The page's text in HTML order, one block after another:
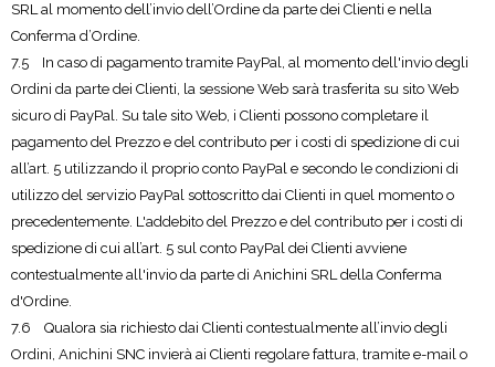
SRL al momento dell’invio dell’Ordine da parte dei Clienti e nella
Conferma d’Ordine.
7.5 In caso di pagamento tramite PayPal, al momento dell'invio degli
Ordini da parte dei Clienti, la sessione Web sarà trasferita su sito Web
sicuro di PayPal. Su tale sito Web, i Clienti possono completare il
pagamento del Prezzo e del contributo per i costi di spedizione di cui
all’art. 5 utilizzando il proprio conto PayPal e secondo le condizioni di
utilizzo del servizio PayPal sottoscritto dai Clienti in quel momento o
precedentemente. L'addebito del Prezzo e del contributo per i costi di
spedizione di cui all’art. 5 sul conto PayPal dei Clienti avviene
contestualmente all'invio da parte di Anichini SRL della Conferma
d'Ordine.
7.6 Qualora sia richiesto dai Clienti contestualmente all’invio degli
Ordini, Anichini SNC invierà ai Clienti regolare fattura, tramite e-mail o